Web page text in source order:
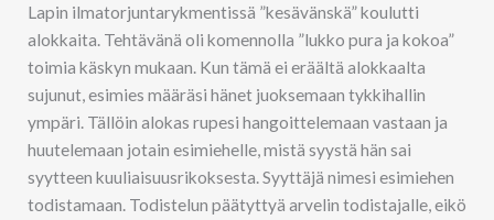
Lapin ilmatorjuntarykmentissä ”kesävänskä” koulutti
alokkaita. Tehtävänä oli komennolla ”lukko pura ja kokoa”
toimia käskyn mukaan. Kun tämä ei eräältä alokkaalta
sujunut, esimies määräsi hänet juoksemaan tykkihallin
ympäri. Tällöin alokas rupesi hangoittelemaan vastaan ja
huutelemaan jotain esimiehelle, mistä syystä hän sai
syytteen kuuliaisuusrikoksesta. Syyttäjä nimesi esimiehen
todistamaan. Todistelun päätyttyä arvelin todistajalle, eikö